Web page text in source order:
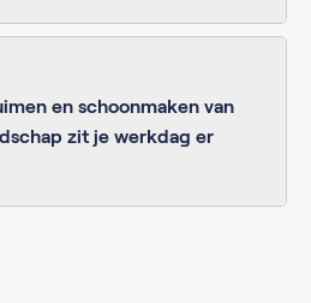
en schoonmaken van
zit je werkdag er